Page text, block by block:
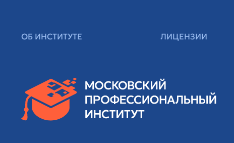
ОБ ИНСТИТУТЕ ЛИЦЕНЗИИ